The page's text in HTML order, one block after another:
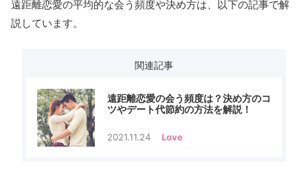
遠距離恋愛の平均的な会う頻度や決め方は、以下の記事で解
説しています。
関連記事
遠距離恋愛の会う頻度は？決め方のコ
ツやデート代節約の方法を解説！
2021.11.24 Love